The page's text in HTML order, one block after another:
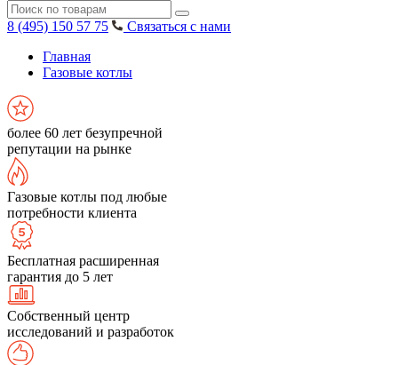
8 (495) 150 57 75
Связаться с нами
Главная
Газовые котлы
более 60 лет безупречной
репутации на рынке
Газовые котлы под любые
потребности клиента
Бесплатная расширенная
гарантия до 5 лет
Собственный центр
исследований и разработок